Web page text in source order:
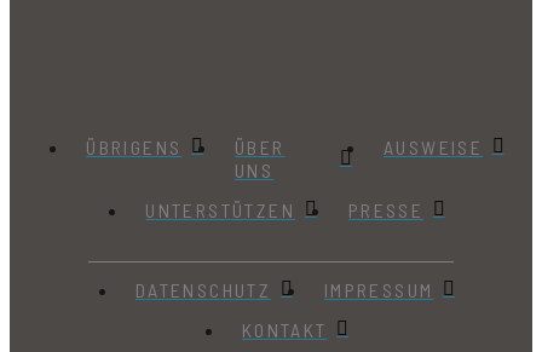
ÜBRIGENS
ÜBER
UNS
AUSWEISE
UNTERSTÜTZEN PRESSE
DATENSCHUTZ
IMPRESSUM
KONTAKT